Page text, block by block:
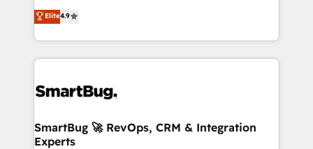
run your revenue process. Sales, marketing, and
service wired together. ➤ AI and Integrations: Layer
tune-ups, feature rollouts, adoption coaching. Buying
HubSpot, switching to it, or reviving a stale portal?
We are built for the work.
ティブ・エージェンシーとして、HubSpot Eliteの実装
力で顧客フロント業務を再設計します。 💡 100inc は何
をする会社か？ HubSpotを共通基盤に、AIエージェン
トを組み込んだ顧客フロント業務（マーケティング・営
ィブ・エージェンシーです。事業部・グループ会社・部
を、CRMを軸とした全社共通基盤に再構築します。意
思決定者・PMO・現場担当者に並走します。 1️⃣
Elite4.9
SmartBug 🚀 RevOps, CRM & Integration
Experts